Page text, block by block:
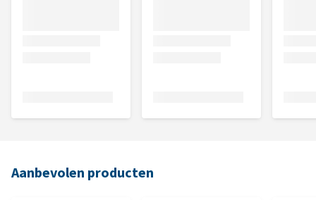
Aanbevolen producten